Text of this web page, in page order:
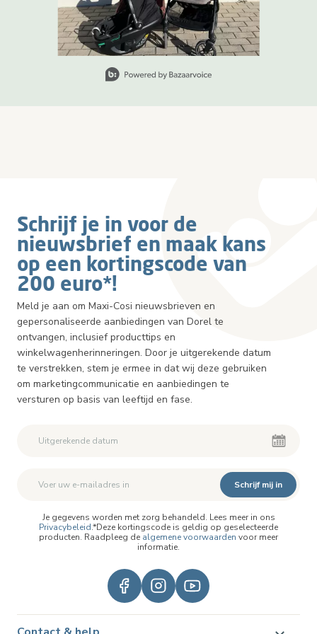
Schrijf je in voor de
nieuwsbrief en maak kans
op een kortingscode van
200 euro*!
Meld je aan om Maxi-Cosi nieuwsbrieven en
gepersonaliseerde aanbiedingen van Dorel te
ontvangen, inclusief producttips en
winkelwagenherinneringen. Door je uitgerekende datum
te verstrekken, stem je ermee in dat wij deze gebruiken
om marketingcommunicatie en aanbiedingen te
versturen op basis van leeftijd en fase.
Schrijf mij in
Je gegevens worden met zorg behandeld. Lees meer in ons
Privacybeleid.*Deze kortingscode is geldig op geselecteerde
producten. Raadpleeg de algemene voorwaarden voor meer
informatie.